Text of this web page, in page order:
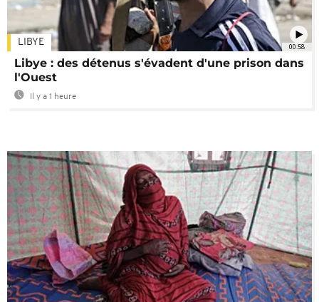
00:58
LIBYE
Libye : des détenus s'évadent d'une prison dans
l'Ouest
Il y a 1 heure